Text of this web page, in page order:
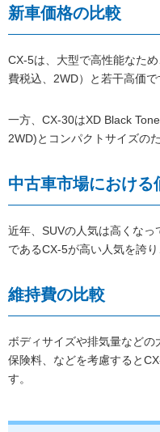
新車価格の比較
CX-5は、大型で高性能なた
費税込、2WD）と若干高価で
一方、CX-30はXD Black
2WD)とコンパクトサイズの
中古車市場における
近年、SUVの人気は高くな
であるCX-5が高い人気を誇
維持費の比較
ボディサイズや排気量などの
保険料、などを考慮すると
す。